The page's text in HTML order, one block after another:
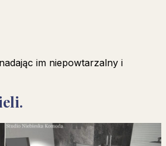
im niepowtarzalny i